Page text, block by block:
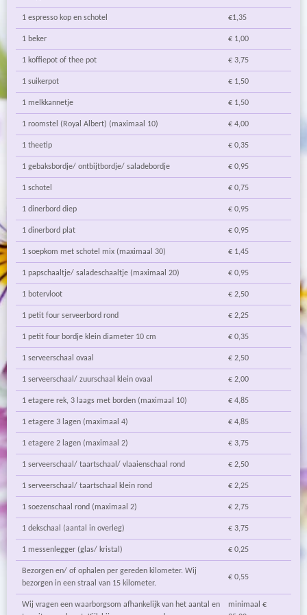
1 espresso kop en schotel €1,35
1 beker € 1,00
1 koffiepot of thee pot € 3,75
1 suikerpot € 1,50
1 melkkannetje € 1,50
1 roomstel (Royal Albert) (maximaal 10) € 4,00
1 theetip € 0,35
1 gebaksbordje/ ontbijtbordje/ saladebordje € 0,95
1 schotel € 0,75
1 dinerbord diep € 0,95
1 dinerbord plat € 0,95
1 soepkom met schotel mix (maximaal 30) € 1,45
1 papschaaltje/ saladeschaaltje (maximaal 20) € 0,95
1 botervloot € 2,50
1 petit four serveerbord rond € 2,25
1 petit four bordje klein diameter 10 cm € 0,35
1 serveerschaal ovaal € 2,50
1 serveerschaal/ zuurschaal klein ovaal € 2,00
1 etagere rek, 3 laags met borden (maximaal 10) € 4,85
1 etagere 3 lagen (maximaal 4) € 4,85
1 etagere 2 lagen (maximaal 2) € 3,75
1 serveerschaal/ taartschaal/ vlaaienschaal rond € 2,50
1 serveerschaal/ taartschaal klein rond € 2,25
1 soezenschaal rond (maximaal 2) € 2,75
1 dekschaal (aantal in overleg) € 3,75
1 messenlegger (glas/ kristal) € 0,25
Bezorgen en/ of ophalen per gereden kilometer. Wij
bezorgen in een straal van 15 kilometer.
€ 0,55
Wij vragen een waarborgsom afhankelijk van het aantal en
minimaal €